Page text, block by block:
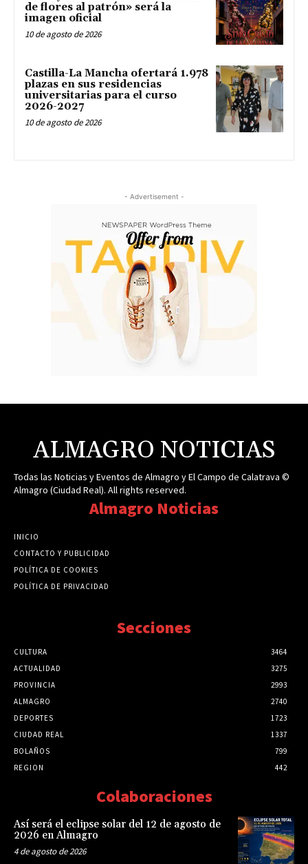
de flores al patrón» será la
imagen oficial
10 de agosto de 2026
Castilla-La Mancha ofertará 1.978
plazas en sus residencias
universitarias para el curso
2026-2027
10 de agosto de 2026
- Advertisement -
ALMAGRO NOTICIAS
Todas las Noticias y Eventos de Almagro y El Campo de Calatrava ©
Almagro (Ciudad Real). All rights reserved.
Almagro Noticias
INICIO
CONTACTO Y PUBLICIDAD
POLÍTICA DE COOKIES
POLÍTICA DE PRIVACIDAD
Secciones
CULTURA
3464
ACTUALIDAD
3275
PROVINCIA
2993
ALMAGRO
2740
DEPORTES
1723
CIUDAD REAL
1337
BOLAÑOS
799
REGION
442
Colaboraciones
Así será el eclipse solar del 12 de agosto de
2026 en Almagro
4 de agosto de 2026